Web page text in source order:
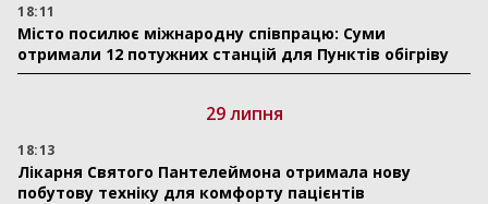
18:11
Місто посилює міжнародну співпрацю: Суми
отримали 12 потужних станцій для Пунктів обігріву
29 липня
18:13
Лікарня Святого Пантелеймона отримала нову
побутову техніку для комфорту пацієнтів